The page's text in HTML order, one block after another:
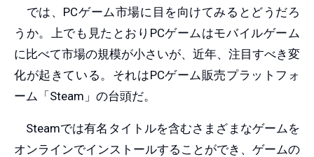
では、PCゲーム市場に目を向けてみるとどうだろ
うか。上でも見たとおりPCゲームはモバイルゲーム
に比べて市場の規模が小さいが、近年、注目すべき変
化が起きている。それはPCゲーム販売プラットフォ
ーム「Steam」の台頭だ。
Steamでは有名タイトルを含むさまざまなゲームを
オンラインでインストールすることができ、ゲームの